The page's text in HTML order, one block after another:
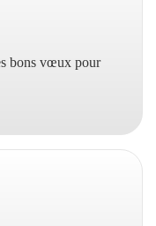
bons vœux pour